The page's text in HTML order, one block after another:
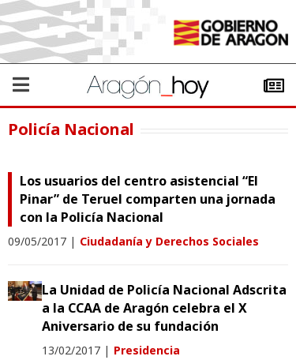
Policía Nacional
Los usuarios del centro asistencial “El
Pinar” de Teruel comparten una jornada
con la Policía Nacional
09/05/2017 | Ciudadanía y Derechos Sociales
La Unidad de Policía Nacional Adscrita
a la CCAA de Aragón celebra el X
Aniversario de su fundación
13/02/2017 | Presidencia